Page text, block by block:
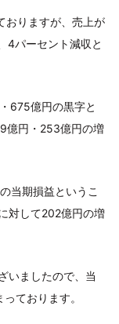
おりますが、売上が
4パーセント減収と
675億円の黒字と
億円・253億円の増
当期損益というこ
対して202億円の増
いましたので、当
ております。